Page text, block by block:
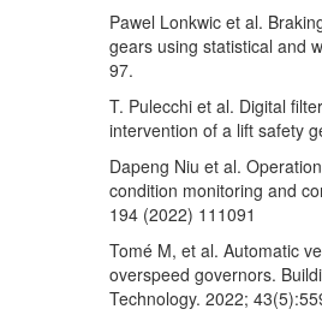
Pawel Lonkwic et al.
gears using statistical and
97.
T. Pulecchi et al. Digital
intervention of a lift safety
Dapeng Niu et al.
condition monitoring and
194 (2022) 111091
Tomé M, et al. Automatic
overspeed governors.
Technology. 2022;